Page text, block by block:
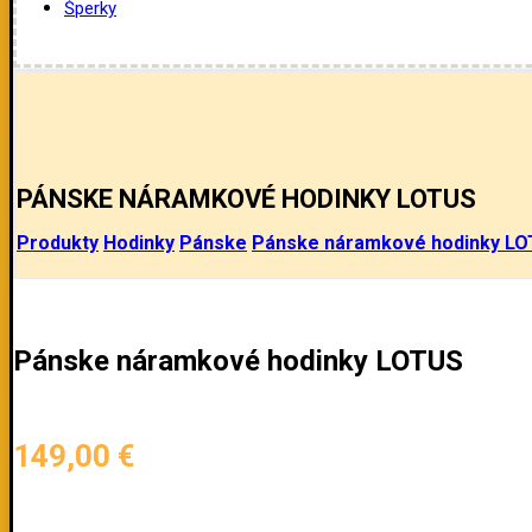
Šperky
PÁNSKE NÁRAMKOVÉ HODINKY LOTUS
Produkty Hodinky Pánske Pánske náramkové hodinky
Pánske náramkové hodinky LOTUS
149,00 €